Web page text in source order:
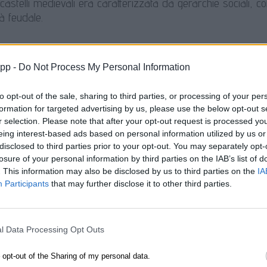
- Do Not Process My Personal Information
opt-out of the sale, sharing to third parties, or processing of your
for targeted advertising by us, please use the below opt-out
selection. Please note that after your opt-out request is processed
interest-based ads based on personal information utilized by us
to third parties prior to your opt-out. You may separately
of your personal information by third parties on the IAB’s list of
This information may also be disclosed by us to third parties on the
Participants that may further disclose it to other third parties.
Data Processing Opt Outs
opt-out of the Sharing of my personal data.
medievali era caratterizzata da gerarchie sociali,
feudale.
nel Rinascimento
rinascimentali, come quello rappresentato nell’immagine,
la bellezza e l’armonia dell’ambiente.
e miti sui castelli
spesso al centro di leggende e miti, che raccontano
il folklore locale.